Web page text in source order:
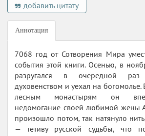
добавить цитату
Аннотация
7068 год от Сотворения Мира
события этой книги. Осенью, в
разругался в очередной
духовенством и уехал на
лесным монастырям он
недомогание своей любимой жены
произошло потом, так натянуло
— тетиву русской судьбы, что